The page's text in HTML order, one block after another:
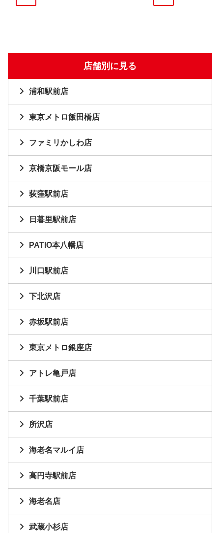
店舗別に見る
浦和駅前店
東京メトロ飯田橋店
ファミリかしわ店
京橋京阪モール店
荻窪駅前店
日暮里駅前店
PATIO本八幡店
川口駅前店
下北沢店
赤坂駅前店
東京メトロ銀座店
アトレ亀戸店
千葉駅前店
所沢店
海老名マルイ店
高円寺駅前店
海老名店
武蔵小杉店